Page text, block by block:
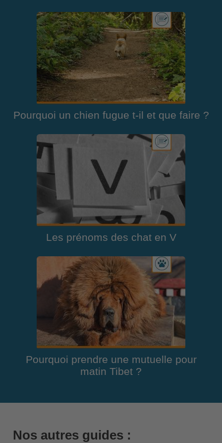
Pourquoi un chien fugue t-il et que faire ?
Les prénoms des chat en V
Pourquoi prendre une mutuelle pour
matin Tibet ?
Nos autres guides :